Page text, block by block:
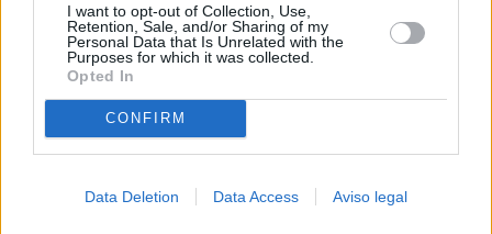
I want to opt-out of Collection, Use,
Retention, Sale, and/or Sharing of my
Personal Data that Is Unrelated with the
Purposes for which it was collected.
Opted In
CONFIRM
Data Deletion Data Access Aviso legal